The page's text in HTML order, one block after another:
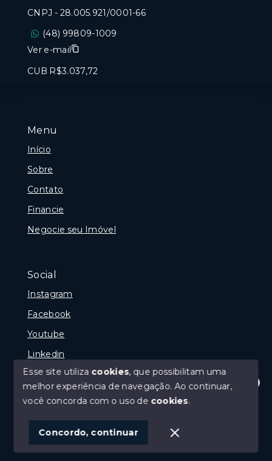
Olá! Estamos disponíveis para te ajudar.
Menu
Início
Sobre
Contato
Financie
Negocie seu Imóvel
Social
Instagram
Facebook
Youtube
Linkedin
© Copyright 2026 - Reginaldo Polenta - CRECI 31.630
SITE PARA IMOBILIARIA
CNPJ - 28.005.921/0001-66
(48) 99809-1009
Ver e-mail
CUB R$3.037,72
Esse site utiliza cookies, que possibilitam uma
melhor experiência de navegação.Ao continuar,
você concorda com o uso de cookies.
Concordo, continuar